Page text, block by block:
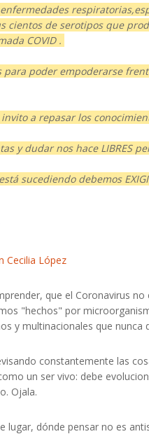
cientos de serotipos que
COVID .
para poder empoderarse
a repasar los
y dudar nos hace LIBRES
sucediendo debemos
Cecilia López
que el Coronavirus
"hechos" por
y multinacionales que
constantemente las
un ser vivo: debe
Ojala.
lugar, dónde pensar no es